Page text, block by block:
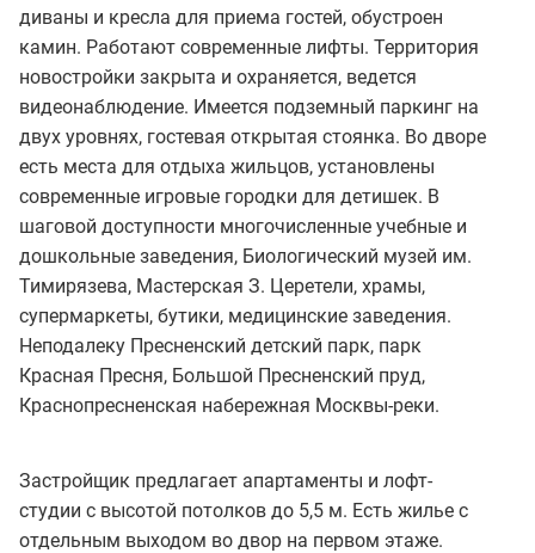
диваны и кресла для приема гостей, обустроен
камин. Работают современные лифты. Территория
новостройки закрыта и охраняется, ведется
видеонаблюдение. Имеется подземный паркинг на
двух уровнях, гостевая открытая стоянка. Во дворе
есть места для отдыха жильцов, установлены
современные игровые городки для детишек. В
шаговой доступности многочисленные учебные и
дошкольные заведения, Биологический музей им.
Тимирязева, Мастерская З. Церетели, храмы,
супермаркеты, бутики, медицинские заведения.
Неподалеку Пресненский детский парк, парк
Красная Пресня, Большой Пресненский пруд,
Краснопресненская набережная Москвы-реки.
Застройщик предлагает апартаменты и лофт-
студии с высотой потолков до 5,5 м. Есть жилье с
отдельным выходом во двор на первом этаже.